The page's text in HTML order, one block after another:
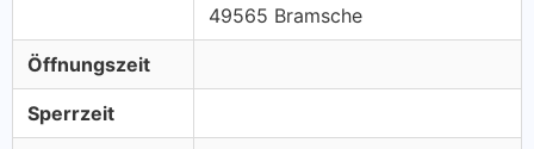
49565 Bramsche
Öffnungszeit
Sperrzeit